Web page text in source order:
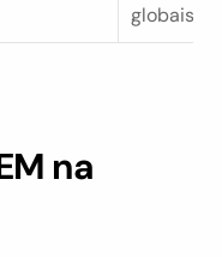
globais
na